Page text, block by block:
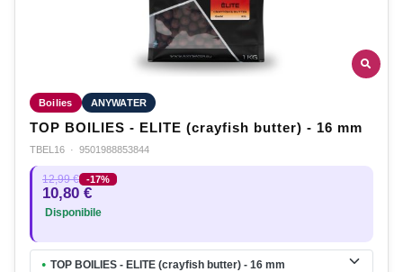
Boilies ANYWATER
TOP BOILIES - ELITE (crayfish butter) - 16 mm
TBEL16 · 9501988853844
12,99 € -17%
10,80 €
Disponibile
● TOP BOILIES - ELITE (crayfish butter) - 16 mm